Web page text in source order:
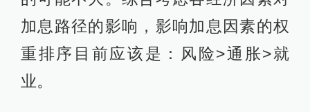
加息路径的影响，影响加息因素的权
重排序目前应该是：风险>通胀>就
业。